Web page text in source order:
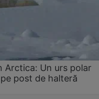
Arctica: Un urs polar
post de halteră